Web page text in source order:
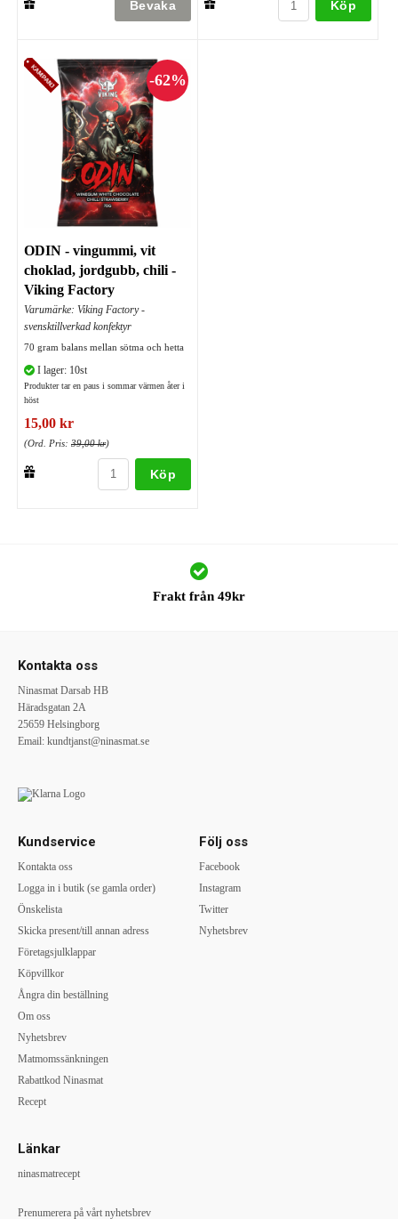
Köp
ODIN - vingummi, vit
choklad, jordgubb, chili -
Viking Factory
Varumärke: Viking Factory -
svensktillverkad konfektyr
70 gram balans mellan sötma och hetta
I lager: 10st
Produkter tar en paus i sommar värmen åter i
höst
15,00 kr
(Ord. Pris: 39,00 kr)
Köp
Frakt från 49kr
Kontakta oss
Ninasmat Darsab HB
Häradsgatan 2A
25659 Helsingborg
Email: kundtjanst@ninasmat.se
Kundservice
Kontakta oss
Logga in i butik (se gamla order)
Önskelista
Skicka present/till annan adress
Företagsjulklappar
Köpvillkor
Ångra din beställning
Om oss
Nyhetsbrev
Matmomssänkningen
Rabattkod Ninasmat
Recept
Följ oss
Facebook
Instagram
Twitter
Nyhetsbrev
Länkar
ninasmatrecept
Prenumerera på vårt nyhetsbrev